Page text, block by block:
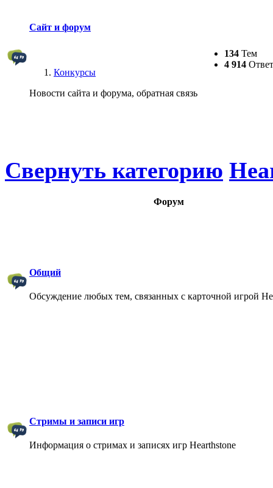
Сайт и форум
Конкурсы
Новости сайта и форума, обратная связь
134 Тем
4 914
Свернуть категорию
Форум
Общий
Обсуждение любых тем, связанных с карточной игрой
Стримы и записи игр
Информация о стримах и записях игр Hearthstone